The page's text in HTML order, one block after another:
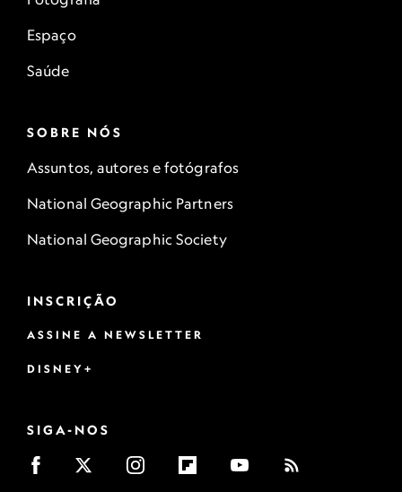
Espaço
Saúde
SOBRE NÓS
Assuntos, autores e fotógrafos
National Geographic Partners
National Geographic Society
INSCRIÇÃO
ASSINE A NEWSLETTER
DISNEY+
SIGA-NOS